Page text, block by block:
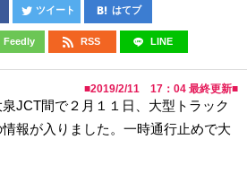
ツイート はてブ
Feedly RSS LINE
■2019/2/11 17：04 最終更新■
JCT間で２月１１日、大型トラック
報が入りました。一時通行止めで大